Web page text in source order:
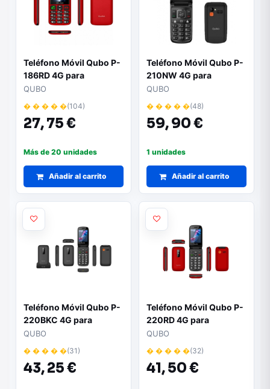
Teléfono Móvil Qubo P-
186RD 4G para
Personas Mayores/
QUBO
� � � � �(104)
27,75 €
Más de 20 unidades
Añadir al carrito
Teléfono Móvil Qubo P-
210NW 4G para
Personas Mayores/
QUBO
� � � � �(48)
59,90 €
1 unidades
Añadir al carrito
Teléfono Móvil Qubo P-
220BKC 4G para
Personas Mayores/
QUBO
� � � � �(31)
43,25 €
Teléfono Móvil Qubo P-
220RD 4G para
Personas Mayores/
QUBO
� � � � �(32)
41,50 €